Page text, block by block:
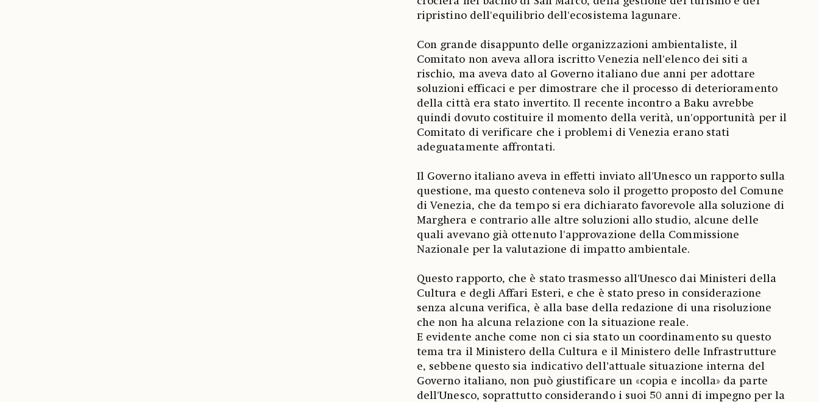
ripristino dell'equilibrio dell'ecosistema lagunare.
Con grande disappunto delle organizzazioni ambientaliste, il
Comitato non aveva allora iscritto Venezia nell'elenco dei siti a
rischio, ma aveva dato al Governo italiano due anni per adottare
soluzioni efficaci e per dimostrare che il processo di deterioramento
della città era stato invertito. Il recente incontro a Baku avrebbe
quindi dovuto costituire il momento della verità, un'opportunità per il
Comitato di verificare che i problemi di Venezia erano stati
adeguatamente affrontati.
Il Governo italiano aveva in effetti inviato all'Unesco un rapporto sulla
questione, ma questo conteneva solo il progetto proposto del Comune
di Venezia, che da tempo si era dichiarato favorevole alla soluzione di
Marghera e contrario alle altre soluzioni allo studio, alcune delle
quali avevano già ottenuto l'approvazione della Commissione
Nazionale per la valutazione di impatto ambientale.
Questo rapporto, che è stato trasmesso all'Unesco dai Ministeri della
Cultura e degli Affari Esteri, e che è stato preso in considerazione
senza alcuna verifica, è alla base della redazione di una risoluzione
che non ha alcuna relazione con la situazione reale.
E evidente anche come non ci sia stato un coordinamento su questo
tema tra il Ministero della Cultura e il Ministero delle Infrastrutture
e, sebbene questo sia indicativo dell’attuale situazione interna del
Governo italiano, non può giustificare un «copia e incolla» da parte
dell'Unesco, soprattutto considerando i suoi 50 anni di impegno per la